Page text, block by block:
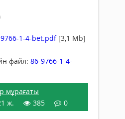
1-4-bet.pdf[3,1 Mb]
файл: 86-9766-1-4-
мұрағаты
ж.
385 0